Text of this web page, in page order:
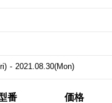
- 2021.08.30(Mon)
番 価格